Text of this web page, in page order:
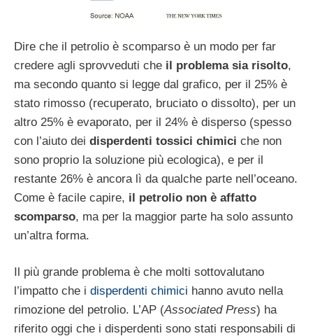
Dire che il petrolio è scomparso è un modo per far
credere agli sprovveduti che il problema sia risolto,
ma secondo quanto si legge dal grafico, per il 25% è
stato rimosso (recuperato, bruciato o dissolto), per un
altro 25% è evaporato, per il 24% è disperso (spesso
con l’aiuto dei disperdenti tossici chimici che non
sono proprio la soluzione più ecologica), e per il
restante 26% è ancora lì da qualche parte nell’oceano.
Come è facile capire, il petrolio non è affatto
scomparso, ma per la maggior parte ha solo assunto
un’altra forma.
Il più grande problema è che molti sottovalutano
l’impatto che i disperdenti chimici hanno avuto nella
rimozione del petrolio. L’AP (Associated Press) ha
riferito oggi che i disperdenti sono stati responsabili di